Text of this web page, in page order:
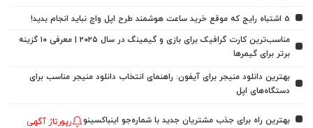
5 اشتباه رایج که موقع خرید ساعت هوشمند طرح اپل واچ نباید انجام بدید!
مناسب‌ترین کارت گرافیک برای بازی و گیمینگ در سال ۲۰۲۵ | معرفی ۱۰ گزینه
برتر برای گیمرها
بهترین دانلود منیجر برای آیفون: راهنمای انتخاب دانلود منیجر مناسب برای
دستگاه‌های اپل
بهترین راه برای جذب مشتریان جدید با شماره‌جو اینباکسینو رپورتاژ آگهی